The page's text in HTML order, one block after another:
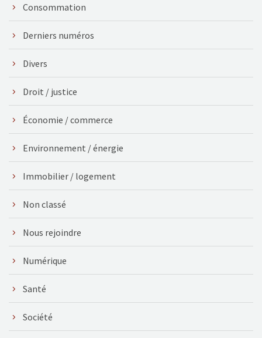
Consommation
Derniers numéros
Divers
Droit / justice
Économie / commerce
Environnement / énergie
Immobilier / logement
Non classé
Nous rejoindre
Numérique
Santé
Société